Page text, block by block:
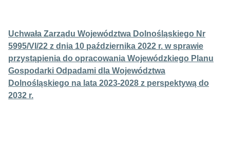
Uchwała Zarządu Województwa Dolnośląskiego Nr
5995/VI/22 z dnia 10 października 2022 r. w sprawie
przystąpienia do opracowania Wojewódzkiego Planu
Gospodarki Odpadami dla Województwa
Dolnośląskiego na lata 2023-2028 z perspektywą do
2032 r.